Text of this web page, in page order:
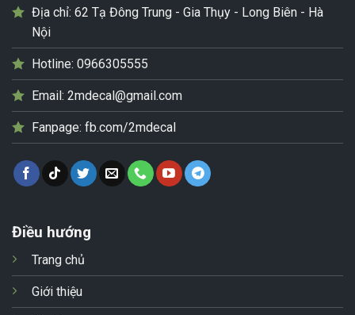
Địa chỉ: 62 Tạ Đông Trung - Gia Thụy - Long Biên - Hà
Nội
Hotline: 0966305555
Email: 2mdecal@gmail.com
Fanpage: fb.com/2mdecal
Điều hướng
Trang chủ
Giới thiệu